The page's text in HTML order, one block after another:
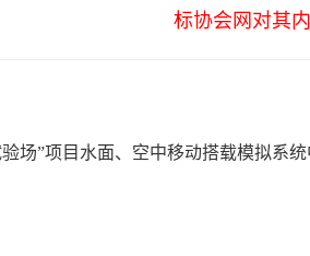
标协会网对其
场”项目水面、空中移动搭载模拟系统中标结果